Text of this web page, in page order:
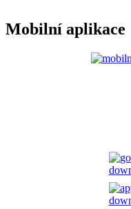
Mobilní aplikace